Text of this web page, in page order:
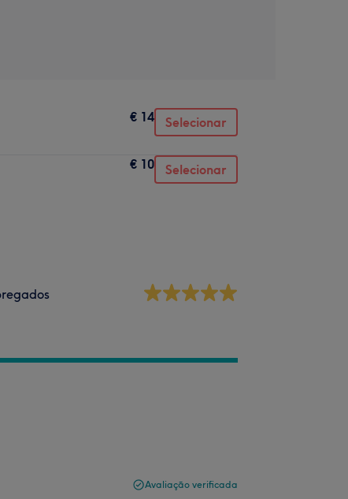
€ 14 Selecionar
€ 10 Selecionar
Avaliação verificada